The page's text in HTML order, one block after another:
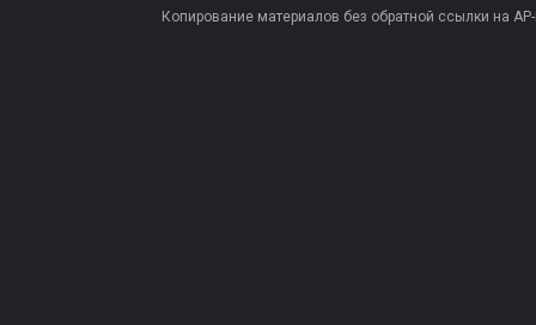
Копирование материалов без обратной ссылки на